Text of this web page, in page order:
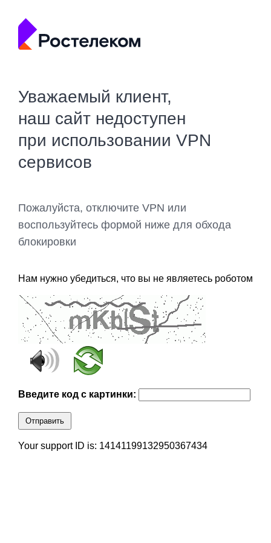
Уважаемый клиент,
наш сайт недоступен
при использовании VPN
сервисов
Пожалуйста, отключите VPN или
воспользуйтесь формой ниже для обхода
блокировки
Нам нужно убедиться, что вы не являетесь роботом
Введите код с картинки:
Отправить
Your support ID is: 14141199132950367434